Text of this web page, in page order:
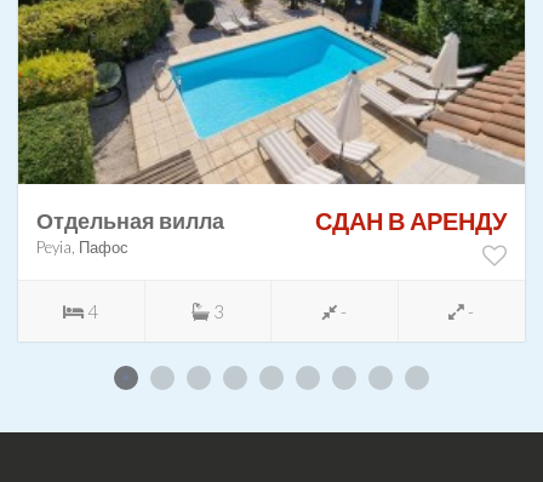
Отдельная вилла
Peyia, Пафос
СДАН В АРЕНДУ
4 3 - -